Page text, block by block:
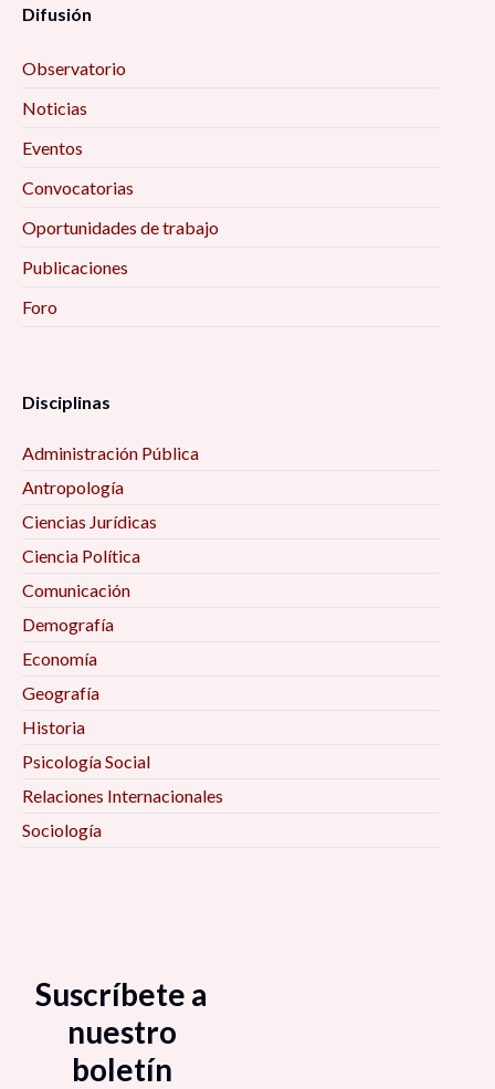
Difusión
Observatorio
Noticias
Eventos
Convocatorias
Oportunidades de trabajo
Publicaciones
Foro
Disciplinas
Administración Pública
Antropología
Ciencias Jurídicas
Ciencia Política
Comunicación
Demografía
Economía
Geografía
Historia
Psicología Social
Relaciones Internacionales
Sociología
Suscríbete a
nuestro
boletín